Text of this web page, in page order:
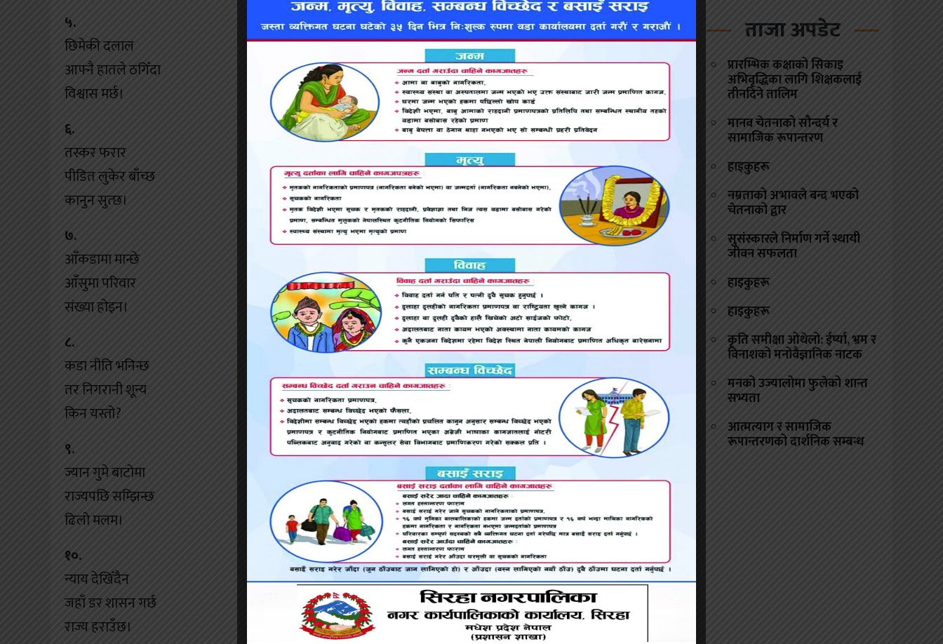
५.
छिमेकी दलाल
आफ्नै हातले ठगिँदा
विश्वास मर्छ।
६.
तस्कर फरार
पीडित लुकेर बाँच्छ
कानुन सुत्छ।
७.
आँकडामा मान्छे
आँसुमा परिवार
संख्या होइन।
८.
कडा नीति भनिन्छ
तर निगरानी शून्य
किन यस्तो?
९.
ज्यान गुमे बाटोमा
राज्यपछि सम्झिन्छ
ढिलो मलम।
१०.
न्याय देखिँदैन
जहाँ डर शासन गर्छ
राज्य हराउँछ।
ताजा अपडेट
प्रारम्भिक कक्षाको सिकाइ
अभिवृद्धिका लागि शिक्षकलाई
तीनदिने तालिम
मानव चेतनाको सौन्दर्य र
सामाजिक रूपान्तरण
हाइकुहरू
नम्रताको अभावले बन्द भएको
चेतनाको द्वार
सुसंस्कारले निर्माण गर्ने स्थायी
जीवन सफलता
हाइकुहरू
हाइकुहरू
कृति समीक्षा ओथेलो: ईर्ष्या, भ्रम र
विनाशको मनोवैज्ञानिक नाटक
मनको उज्यालोमा फुलेको शान्त
सभ्यता
आत्मत्याग र सामाजिक
रूपान्तरणको दार्शनिक सम्बन्ध